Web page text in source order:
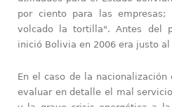
por ciento para las empresas;
volcado la tortilla". Antes del
inició Bolivia en 2006 era justo al
En el caso de la nacionalización
evaluar en detalle el mal